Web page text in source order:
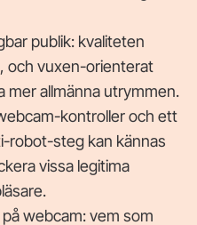
publik: kvaliteten
och vuxen-orienterat
mer allmänna utrymmen.
kontroller och ett
robot-steg kan kännas
vissa legitima
webcam: vem som